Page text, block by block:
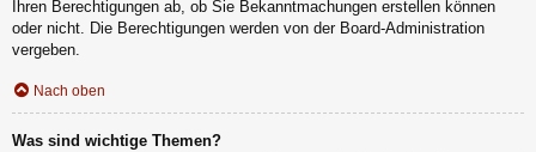
Ihren Berechtigungen ab, ob Sie Bekanntmachungen erstellen können
oder nicht. Die Berechtigungen werden von der Board-Administration
vergeben.
Nach oben
Was sind wichtige Themen?